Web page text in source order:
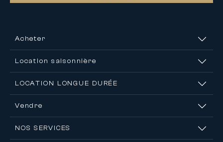
Acheter
Location saisonnière
LOCATION LONGUE DURÉE
Vendre
NOS SERVICES